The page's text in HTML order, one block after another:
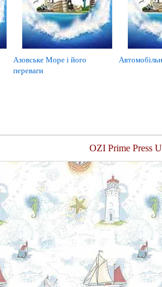
Азовське Море і його
переваги
OZI Prime Press